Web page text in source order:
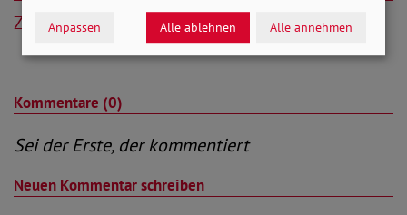
Zurück
Kommentare (0)
Sei der Erste, der kommentiert
Neuen Kommentar schreiben
Anpassen Alle ablehnen Alle annehmen